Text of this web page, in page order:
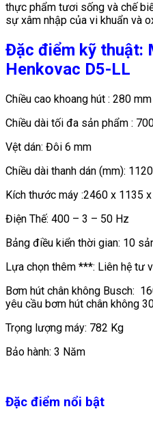
thực phẩm tươi sống và chế
sự xâm nhập của vi khuẩn và
Đặc điểm kỹ thuật:
Henkovac D5-LL
Chiều cao khoang hút : 280 mm
Chiều dài tối đa sản phẩm :
Vệt dán: Đôi 6 mm
Chiều dài thanh dán (mm):
Kích thước máy :2460 x 1135
Điện Thế: 400 – 3 – 50 Hz
Bảng điều kiển thời gian: 10
Lựa chọn thêm ***: Liên hệ tư
Bơm hút chân không Busch:
yêu cầu bơm hút chân không
Trọng lượng máy: 782 Kg
Bảo hành: 3 Năm
Đặc điểm nổi bật